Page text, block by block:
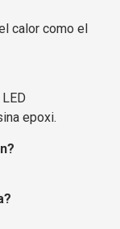
calor como el
epoxi.